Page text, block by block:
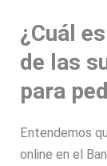
¿Cuál
de las
para
Entendemos
online en el